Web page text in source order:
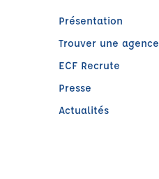
Présentation
Trouver une agence
ECF Recrute
Presse
Actualités